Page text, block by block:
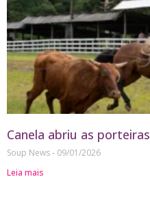
Canela abriu as
Soup News
09/01/2026
Leia mais